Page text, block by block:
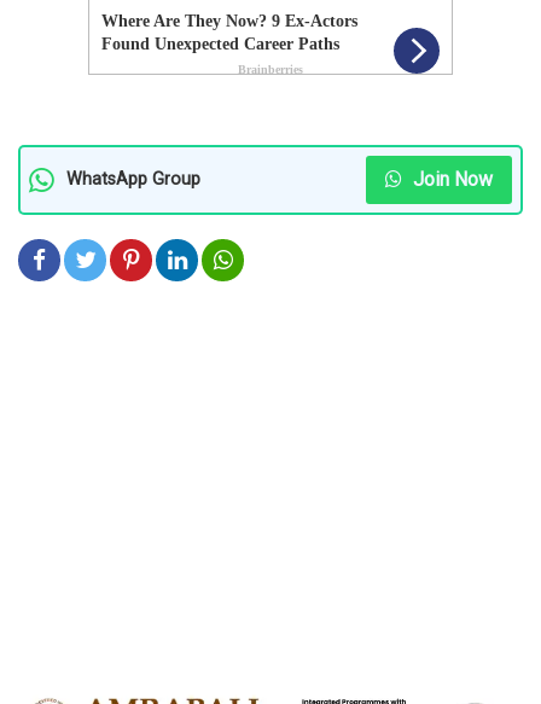
WhatsApp Group Join Now